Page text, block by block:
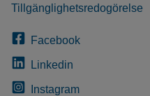
Tillgänglighetsredogörelse
Facebook
Linkedin
Instagram